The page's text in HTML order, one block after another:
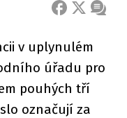
FACEBOOK
X ZPRÁVA
v uplynulém
úřadu pro
pouhých tří
označují za